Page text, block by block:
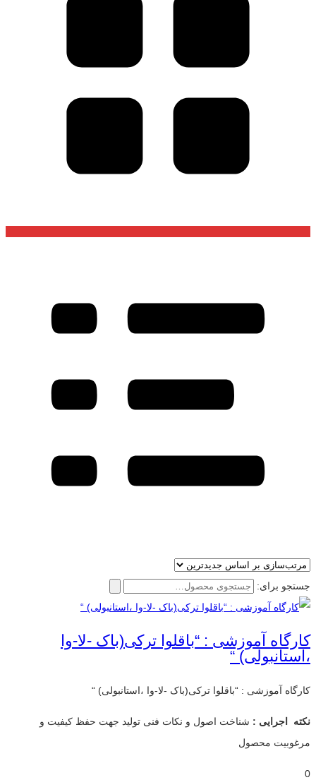
جستجو برای:
کارگاه آموزشی : “باقلوا ترکی(باک -لا-وا
،استانبولی) “
کارگاه آموزشی : “باقلوا ترکی(باک -لا-وا ،استانبولی) “
نکته اجرایی : شناخت اصول و نکات فنی تولید جهت حفظ کیفیت و
مرغوبیت محصول
0